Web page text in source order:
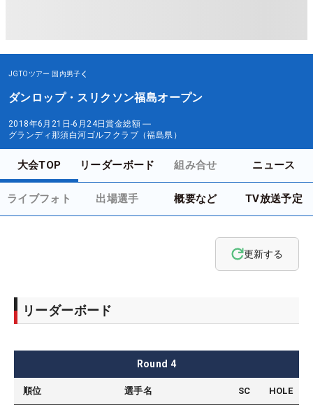
JGTOツアー 国内男子
ダンロップ・スリクソン福島オープン
2018年6月21日-6月24日賞金総額 ―
グランディ那須白河ゴルフクラブ（福島県）
大会TOP リーダーボード 組み合せ ニュース
ライブフォト 出場選手 概要など TV放送予定
更新する
リーダーボード
Round 4
順位 選手名 SC HOLE